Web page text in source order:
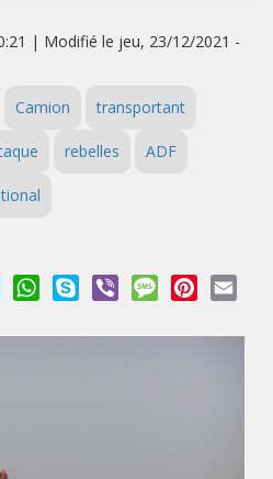
| Modifié le jeu, 23/12/2021 -
Camion transportant
rebelles ADF
MessengerWhatsApp
Skype Viber MessagePinterest